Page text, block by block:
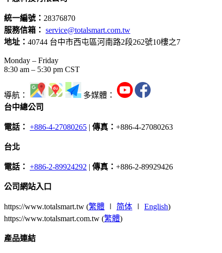
統一編號： 28376870
服務信箱： service@totalsmart.com.tw
地址： 40744 台中市西屯區河南路2段262號10樓之7
Monday – Friday
8:30 am – 5:30 pm CST
導航：
多媒體：
台中總公司
電話： +886-4-27080265 | 傳真： +886-4-27080263
台北
電話： +886-2-89924292 | 傳真： +886-2-89929426
公司網站入口
https://www.totalsmart.tw (繁體 ∣ 简体 ∣ English)
https://www.totalsmart.com.tw (繁體)
產品連結